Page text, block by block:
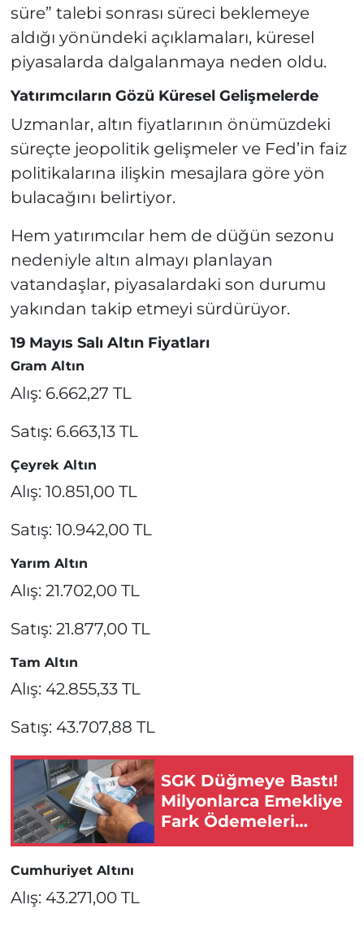
süre” talebi sonrası süreci beklemeye
aldığı yönündeki açıklamaları, küresel
piyasalarda dalgalanmaya neden oldu.
Yatırımcıların Gözü Küresel Gelişmelerde
Uzmanlar, altın fiyatlarının önümüzdeki
süreçte jeopolitik gelişmeler ve Fed’in faiz
politikalarına ilişkin mesajlara göre yön
bulacağını belirtiyor.
Hem yatırımcılar hem de düğün sezonu
nedeniyle altın almayı planlayan
vatandaşlar, piyasalardaki son durumu
yakından takip etmeyi sürdürüyor.
19 Mayıs Salı Altın Fiyatları
Gram Altın
Alış: 6.662,27 TL
Satış: 6.663,13 TL
Çeyrek Altın
Alış: 10.851,00 TL
Satış: 10.942,00 TL
Yarım Altın
Alış: 21.702,00 TL
Satış: 21.877,00 TL
Tam Altın
Alış: 42.855,33 TL
Satış: 43.707,88 TL
SGK Düğmeye Bastı!
Milyonlarca Emekliye
Fark Ödemeleri
Başlıyor!
Cumhuriyet Altını
Alış: 43.271,00 TL